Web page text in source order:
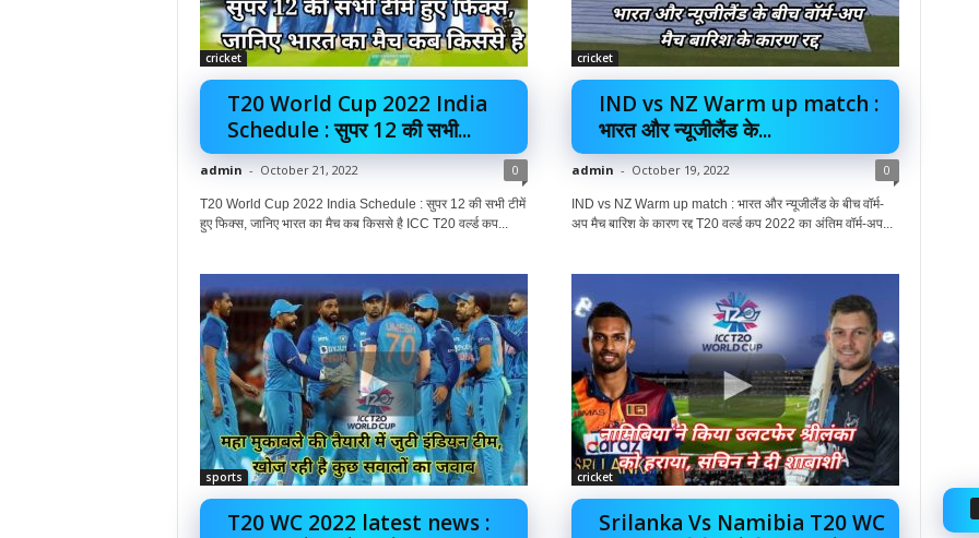
cricket
T20 World Cup 2022 India
Schedule : सुपर 12 की सभी...
admin - October 21, 2022 0
T20 World Cup 2022 India Schedule : सुपर 12 की सभी टीमें
हुए फिक्स, जानिए भारत का मैच कब किससे है ICC T20 वर्ल्ड कप...
cricket
IND vs NZ Warm up match :
भारत और न्यूजीलैंड के...
admin - October 19, 2022 0
IND vs NZ Warm up match : भारत और न्यूजीलैंड के बीच वॉर्म-
अप मैच बारिश के कारण रद्द T20 वर्ल्ड कप 2022 का अंतिम वॉर्म-अप...
sports
T20 WC 2022 latest news :
cricket
Srilanka Vs Namibia T20 WC